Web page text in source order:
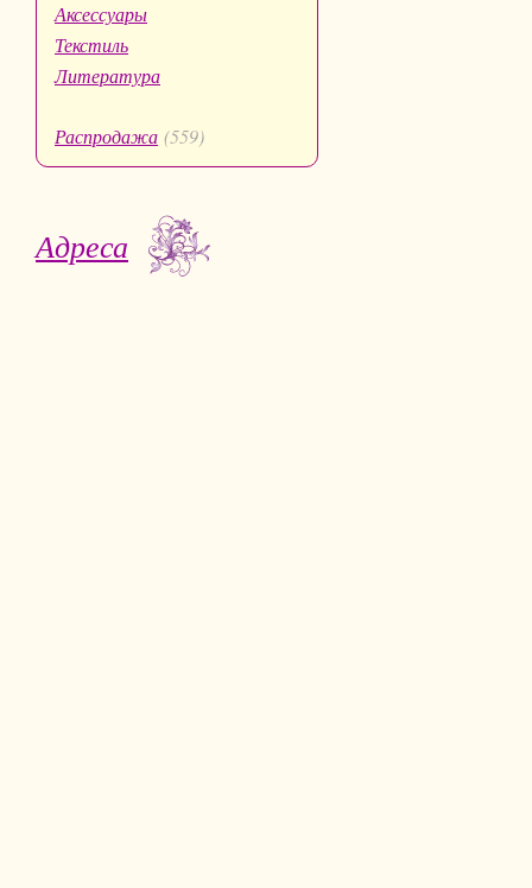
Аксессуары
Текстиль
Литература
Распродажа (559)
Адреса